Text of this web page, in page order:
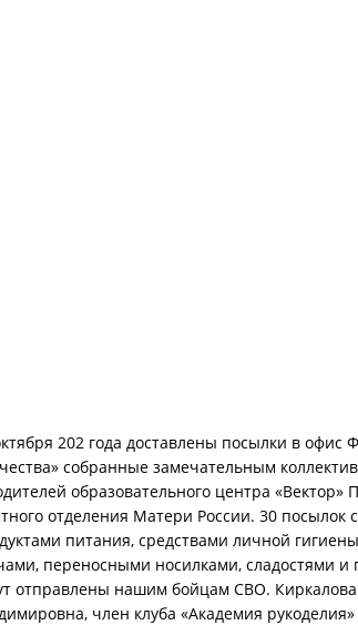
202 года доставлены посылки в офис
собранные замечательным
образовательного центра «Вектор»
отделения Матери России. 30 посылок
питания, средствами личной
переносными носилками, сладостями и
отправлены нашим бойцам СВО. Киркалова
член клуба «Академия